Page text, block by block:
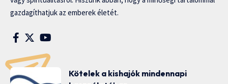
gazdagíthatjuk az emberek életét.
Kötelek a kishajók mindennapi